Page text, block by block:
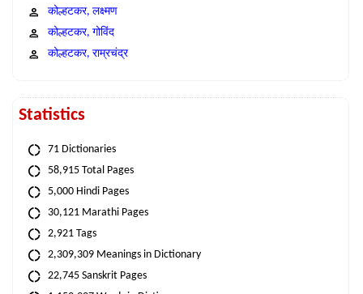
कोल्हटकर, लक्ष्मण
कोल्हटकर, गोविंद
कोल्हटकर, राम्रचंद्र
Statistics
71 Dictionaries
58,915 Total Pages
5,000 Hindi Pages
30,121 Marathi Pages
2,921 Tags
2,309,309 Meanings in Dictionary
22,745 Sanskrit Pages